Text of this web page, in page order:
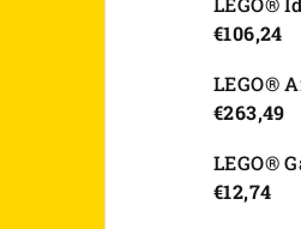
€106,24
€263,49
€12,74